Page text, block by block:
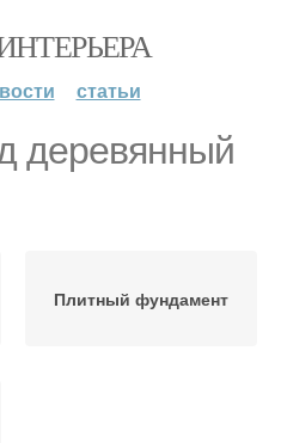
статьи
деревянный
Плитный фундамент